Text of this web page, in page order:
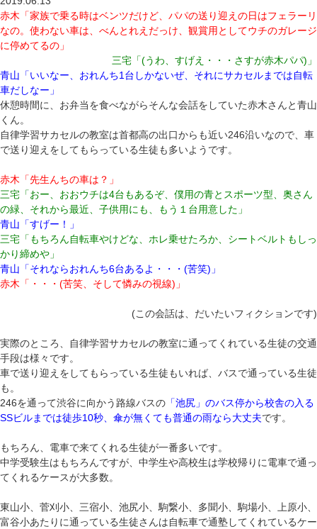
赤木「家族で乗る時はベンツだけど、パパの送り迎えの日はフェラーリ
なの。使わない車は、べんとれえだっけ、観賞用としてウチのガレージ
に停めてるの」
三宅「(うわ、すげえ・・・さすが赤木パパ)」
青山「いいなー、おれんち1台しかないぜ、それにサカセルまでは自転
車だしなー」
休憩時間に、お弁当を食べながらそんな会話をしていた赤木さんと青山
くん。
自律学習サカセルの教室は首都高の出口からも近い246沿いなので、車
で送り迎えをしてもらっている生徒も多いようです。
赤木「先生んちの車は？」
三宅「おー、おおウチは4台もあるぞ、僕用の青とスポーツ型、奥さん
の緑、それから最近、子供用にも、もう１台用意した」
青山「すげー！」
三宅「もちろん自転車やけどな、ホレ乗せたろか、シートベルトもしっ
かり締めや」
青山「それならおれんち6台あるよ・・・(苦笑)」
赤木「・・・(苦笑、そして憐みの視線)」
(この会話は、だいたいフィクションです)
実際のところ、自律学習サカセルの教室に通ってくれている生徒の交通
手段は様々です。
車で送り迎えをしてもらっている生徒もいれば、バスで通っている生徒
も。
246を通って渋谷に向かう路線バスの 「池尻」のバス停から校舎の入る
SSビルまでは徒歩10秒、傘が無くても普通の雨なら大丈夫です。
もちろん、電車で来てくれる生徒が一番多いです。
中学受験生はもちろんですが、中学生や高校生は学校帰りに電車で通っ
てくれるケースが大多数。
東山小、菅刈小、三宿小、池尻小、駒繋小、多聞小、駒場小、上原小、
富谷小あたりに通っている生徒さんは自転車で通塾してくれているケー